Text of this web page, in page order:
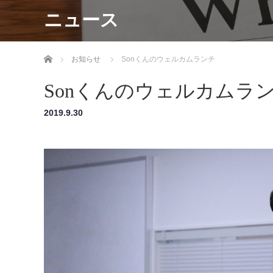
ニュース
ホーム お知らせ Sonくんのウェルカムランチ
Sonくんのウェルカムラ
2019.9.30